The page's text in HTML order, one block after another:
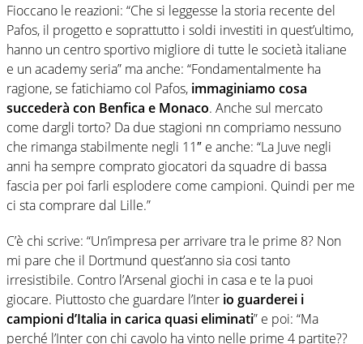
Fioccano le reazioni: “Che si leggesse la storia recente del
Pafos, il progetto e soprattutto i soldi investiti in quest’ultimo,
hanno un centro sportivo migliore di tutte le società italiane
e un academy seria” ma anche: “Fondamentalmente ha
ragione, se fatichiamo col Pafos, immaginiamo cosa
succederà con Benfica e Monaco. Anche sul mercato
come dargli torto? Da due stagioni nn compriamo nessuno
che rimanga stabilmente negli 11″ e anche: “La Juve negli
anni ha sempre comprato giocatori da squadre di bassa
fascia per poi farli esplodere come campioni. Quindi per me
ci sta comprare dal Lille.”
C’è chi scrive: “Un’impresa per arrivare tra le prime 8? Non
mi pare che il Dortmund quest’anno sia cosi tanto
irresistibile. Contro l’Arsenal giochi in casa e te la puoi
giocare. Piuttosto che guardare l’Inter io guarderei i
campioni d’Italia in carica quasi eliminati” e poi: “Ma
perché l’Inter con chi cavolo ha vinto nelle prime 4 partite??